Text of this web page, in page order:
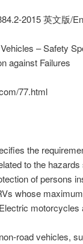
2015 英文版/
– Safety
against Failures
77.html
the
to the
of persons
whose
road vehicles,